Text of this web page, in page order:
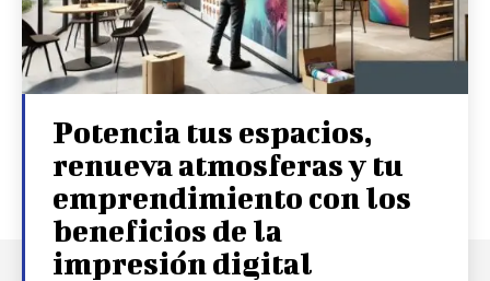
Potencia tus espacios,
renueva atmosferas y tu
emprendimiento con los
beneficios de la
impresión digital